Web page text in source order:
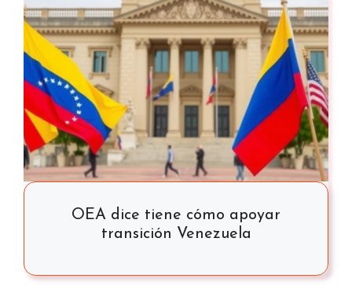
OEA dice tiene cómo apoyar
transición Venezuela